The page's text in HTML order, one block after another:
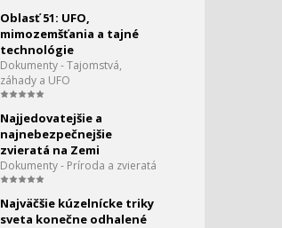
Oblasť 51: UFO,
mimozemšťania a tajné
technológie
Dokumenty - Tajomstvá,
záhady a UFO
Najjedovatejšie a
najnebezpečnejšie
zvieratá na Zemi
Dokumenty - Príroda a zvieratá
Najväčšie kúzelnícke triky
sveta konečne odhalené